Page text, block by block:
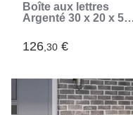
Boîte aux lettres
Argenté 30 x 20 x 55
(Argent)
126,30 €